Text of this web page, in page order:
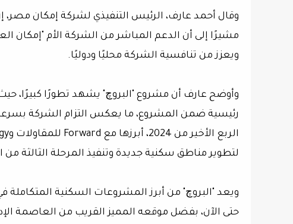
وقال أحمد عارف، الرئيس التنفيذي لشركة إمكان مصر،
مشيرًا إلى أن الدعم المباشر من الشركة الأم "إمكان
ويعزز من تنافسية الشركة محليًا ودوليًا.
رئيسية ضمن المشروع، ما يعكس التزام الشركة بسرعة
لتطوير مناطق سكنية جديدة وتنفيذ المرحلة الثالثة من
حتى الآن، بفضل موقعه المميز القريب من العاصمة